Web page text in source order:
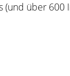
(und über 600